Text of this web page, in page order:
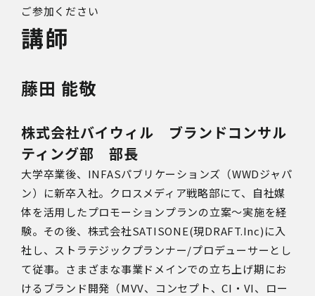
ご参加ください
講師
藤田 能敬
株式会社バイウィル ブランドコンサル
ティング部 部長
大学卒業後、INFASパブリケーションズ（WWDジャパ
ン）に新卒入社。クロスメディア戦略部にて、自社媒
体を活用したプロモーションプランの立案～実施を経
験。その後、株式会社SATISONE(現DRAFT.Inc)に入
社し、ストラテジックプランナー/プロデューサーとし
て従事。さまざまな事業ドメインでの立ち上げ期にお
けるブランド開発（MVV、コンセプト、CI・VI、ロー